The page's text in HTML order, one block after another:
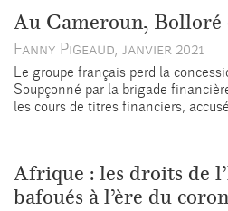
Au Cameroun, Bolloré
Fanny Pigeaud, janvier 2021
Le groupe français perd la
Soupçonné par la brigade
les cours de titres financiers,
Afrique : les droits de
bafoués à l’ère du